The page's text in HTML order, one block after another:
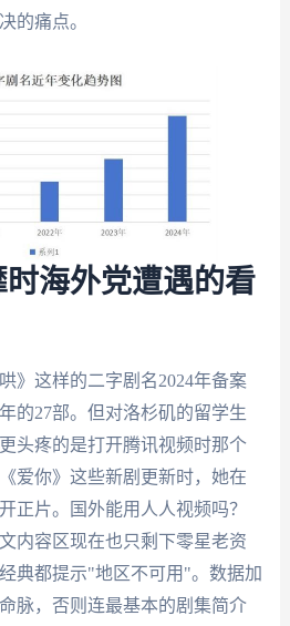
的痛点。
海外党遭遇的看
》这样的二字剧名2024年备案
的27部。但对洛杉矶的留学生
头疼的是打开腾讯视频时那个
爱你》这些新剧更新时，她在
正片。国外能用人人视频吗？
内容区现在也只剩下零星老资
典都提示"地区不可用"。数据加
脉，否则连最基本的剧集简介